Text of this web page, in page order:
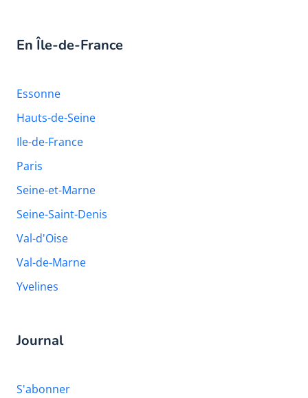
En Île-de-France
Essonne
Hauts-de-Seine
Ile-de-France
Paris
Seine-et-Marne
Seine-Saint-Denis
Val-d'Oise
Val-de-Marne
Yvelines
Journal
S'abonner